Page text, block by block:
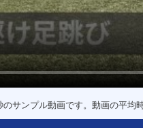
のサンプル動画です。動画の平均